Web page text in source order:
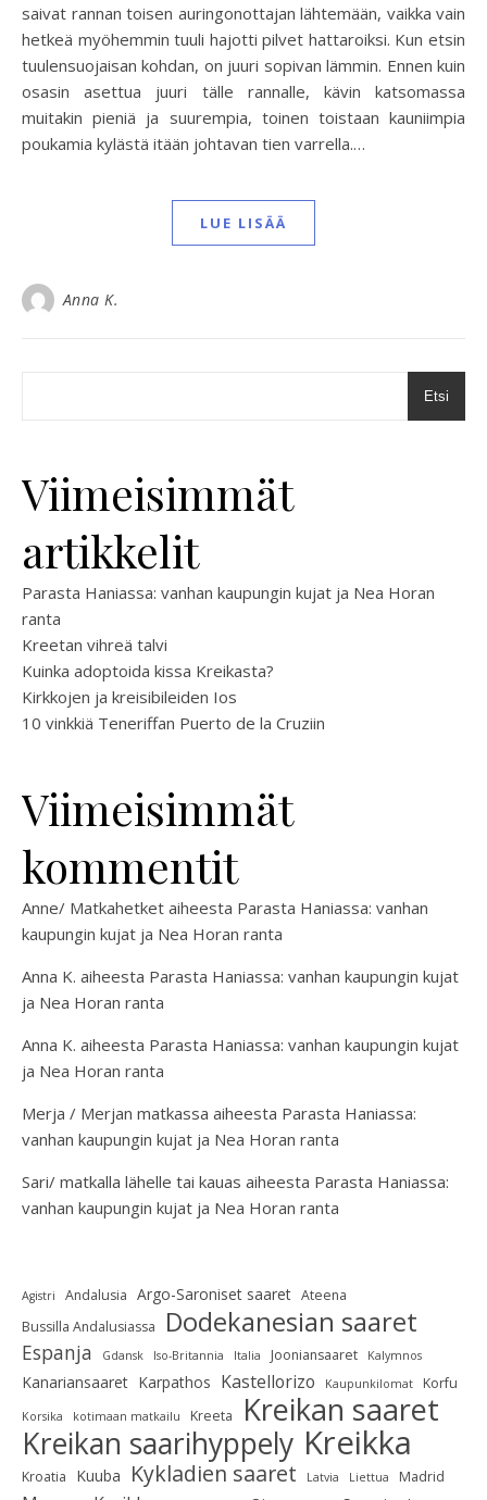
saivat rannan toisen auringonottajan lähtemään, vaikka vain
hetkeä myöhemmin tuuli hajotti pilvet hattaroiksi. Kun etsin
tuulensuojaisan kohdan, on juuri sopivan lämmin. Ennen kuin
osasin asettua juuri tälle rannalle, kävin katsomassa
muitakin pieniä ja suurempia, toinen toistaan kauniimpia
poukamia kylästä itään johtavan tien varrella.…
LUE LISÄÄ
Anna K.
Etsi
Viimeisimmät
artikkelit
Parasta Haniassa: vanhan kaupungin kujat ja Nea Horan
ranta
Kreetan vihreä talvi
Kuinka adoptoida kissa Kreikasta?
Kirkkojen ja kreisibileiden Ios
10 vinkkiä Teneriffan Puerto de la Cruziin
Viimeisimmät
kommentit
Anne/ Matkahetket aiheesta Parasta Haniassa: vanhan
kaupungin kujat ja Nea Horan ranta
Anna K. aiheesta Parasta Haniassa: vanhan kaupungin kujat
ja Nea Horan ranta
Anna K. aiheesta Parasta Haniassa: vanhan kaupungin kujat
ja Nea Horan ranta
Merja / Merjan matkassa aiheesta Parasta Haniassa:
vanhan kaupungin kujat ja Nea Horan ranta
Sari/ matkalla lähelle tai kauas aiheesta Parasta Haniassa:
vanhan kaupungin kujat ja Nea Horan ranta
Agistri Andalusia Argo-Saroniset saaret Ateena
Bussilla Andalusiassa
Dodekanesian saaret
Espanja Gdansk Iso-Britannia Italia Jooniansaaret Kalymnos
Kanariansaaret Karpathos Kastellorizo Kaupunkilomat Korfu
Korsika kotimaan matkailu Kreeta Kreikan saaret
Kreikan saarihyppely Kreikka
Kroatia Kuuba Kykladien saaret Latvia Liettua Madrid